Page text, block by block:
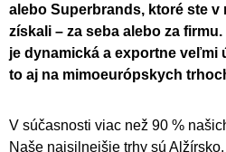
alebo Superbrands, ktoré ste
získali – za seba alebo za
je dynamická a exportne
to aj na mimoeurópskych
V súčasnosti viac než 90 %
Naše najsilnejšie trhy sú